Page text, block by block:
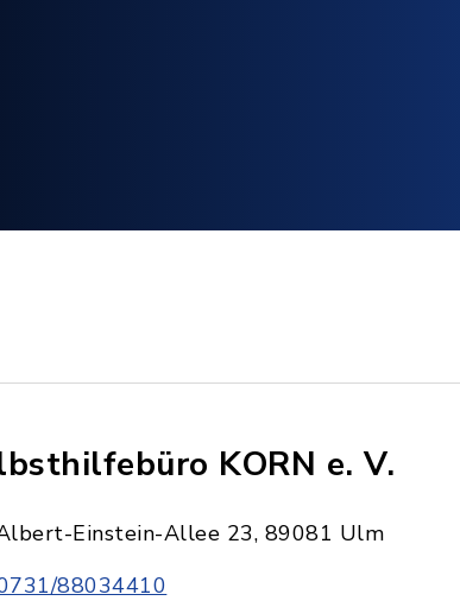
KORN e. V.
Einstein-Allee 23, 89081 Ulm
88034410